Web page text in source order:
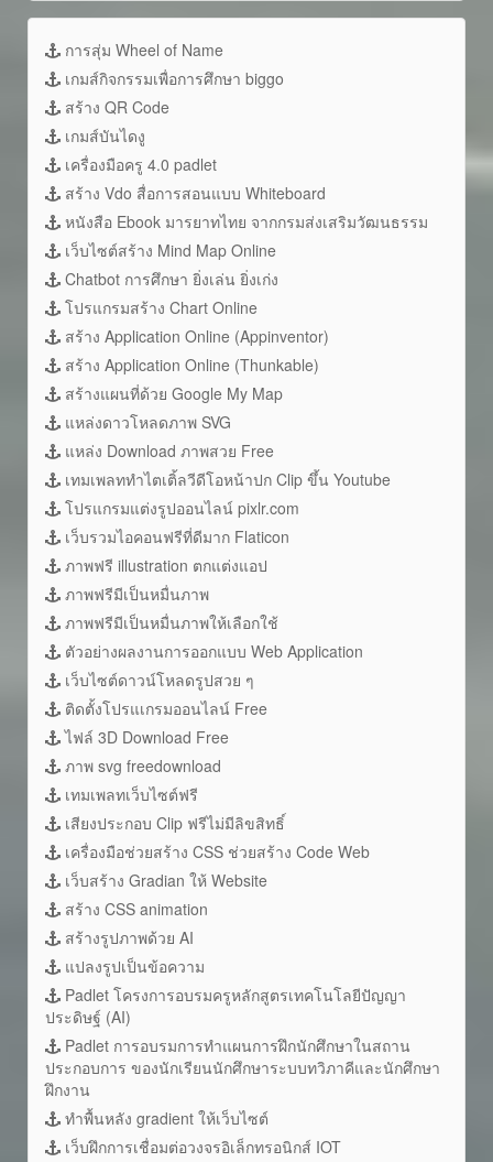
การสุ่ม Wheel of Name
เกมส์กิจกรรมเพื่อการศึกษา biggo
สร้าง QR Code
เกมส์บันไดงู
เครื่องมือครู 4.0 padlet
สร้าง Vdo สื่อการสอนแบบ Whiteboard
หนังสือ Ebook มารยาทไทย จากกรมส่งเสริมวัฒนธรรม
เว็บไซต์สร้าง Mind Map Online
Chatbot การศึกษา ยิ่งเล่น ยิ่งเก่ง
โปรแกรมสร้าง Chart Online
สร้าง Application Online (Appinventor)
สร้าง Application Online (Thunkable)
สร้างแผนที่ด้วย Google My Map
แหล่งดาวโหลดภาพ SVG
แหล่ง Download ภาพสวย Free
เทมเพลททำไตเติ้ลวีดีโอหน้าปก Clip ขึ้น Youtube
โปรแกรมแต่งรูปออนไลน์ pixlr.com
เว็บรวมไอคอนฟรีที่ดีมาก Flaticon
ภาพฟรี illustration ตกแต่งแอป
ภาพฟรีมีเป็นหมื่นภาพ
ภาพฟรีมีเป็นหมื่นภาพให้เลือกใช้
ตัวอย่างผลงานการออกแบบ Web Application
เว็บไซต์ดาวน์โหลดรูปสวย ๆ
ติดตั้งโปรแเกรมออนไลน์ Free
ไฟล์ 3D Download Free
ภาพ svg freedownload
เทมเพลทเว็บไซต์ฟรี
เสียงประกอบ Clip ฟรีไม่มีลิขสิทธิ์
เครื่องมือช่วยสร้าง CSS ช่วยสร้าง Code Web
เว็บสร้าง Gradian ให้ Website
สร้าง CSS animation
สร้างรูปภาพด้วย AI
แปลงรูปเป็นข้อความ
Padlet โครงการอบรมครูหลักสูตรเทคโนโลยีปัญญา
ประดิษฐ์ (AI)
Padlet การอบรมการทำแผนการฝึกนักศึกษาในสถาน
ประกอบการ ของนักเรียนนักศึกษาระบบทวิภาคีและนักศึกษา
ฝึกงาน
ทำพื้นหลัง gradient ให้เว็บไซต์
เว็บฝึกการเชื่อมต่อวงจรอิเล็กทรอนิกส์ IOT